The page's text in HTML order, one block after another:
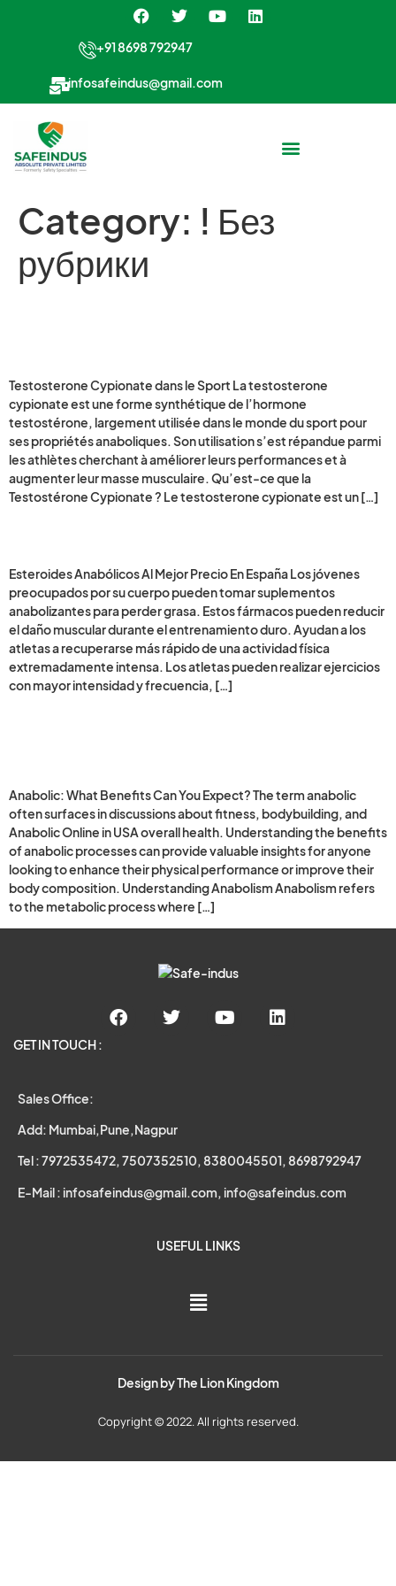
+91 8698 792947
infosafeindus@gmail.com
Category: ! Без
рубрики
Testosterone Cypionate dans le Sport La testosterone
cypionate est une forme synthétique de l’hormone
testostérone, largement utilisée dans le monde du sport pour
ses propriétés anaboliques. Son utilisation s’est répandue parmi
les athlètes cherchant à améliorer leurs performances et à
augmenter leur masse musculaire. Qu’est-ce que la
Testostérone Cypionate ? Le testosterone cypionate est un […]
Esteroides Anabólicos Al Mejor Precio En España Los jóvenes
preocupados por su cuerpo pueden tomar suplementos
anabolizantes para perder grasa. Estos fármacos pueden reducir
el daño muscular durante el entrenamiento duro. Ayudan a los
atletas a recuperarse más rápido de una actividad física
extremadamente intensa. Los atletas pueden realizar ejercicios
con mayor intensidad y frecuencia, […]
Anabolic: What Benefits Can You Expect? The term anabolic
often surfaces in discussions about fitness, bodybuilding, and
Anabolic Online in USA overall health. Understanding the benefits
of anabolic processes can provide valuable insights for anyone
looking to enhance their physical performance or improve their
body composition. Understanding Anabolism Anabolism refers
to the metabolic process where […]
GET IN TOUCH :
Sales Office:
Add: Mumbai,Pune,Nagpur
Tel : 7972535472, 7507352510, 8380045501, 8698792947
E-Mail : infosafeindus@gmail.com, info@safeindus.com
USEFUL LINKS
Design byThe Lion Kingdom
Copyright © 2022. All rights reserved.